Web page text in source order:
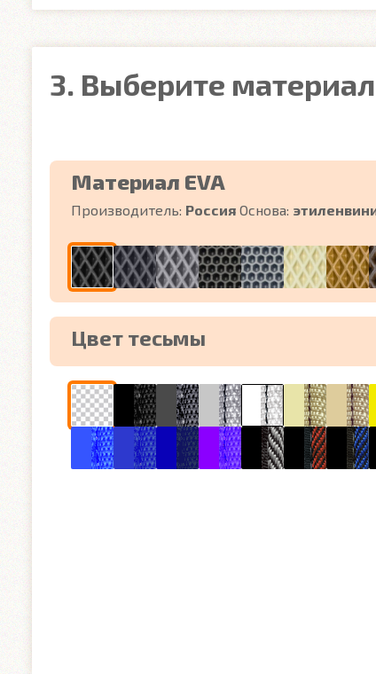
3. Выберите
Материал EVA
Производитель: Россия Основа:
Цвет тесьмы